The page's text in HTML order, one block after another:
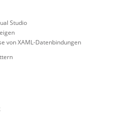
Studio
von XAML-Datenbindungen